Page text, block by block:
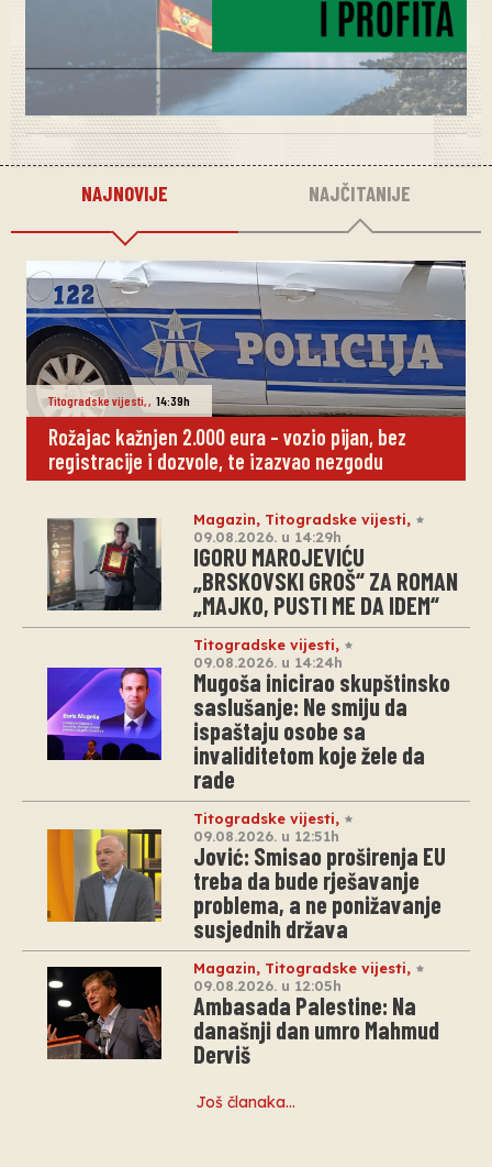
NAJNOVIJE NAJČITANIJE
Titogradske vijesti,, 14:39h
Rožajac kažnjen 2.000 eura – vozio pijan, bez
registracije i dozvole, te izazvao nezgodu
Magazin, Titogradske vijesti,
09.08.2026. u 14:29h
IGORU MAROJEVIĆU
„BRSKOVSKI GROŠ“ ZA ROMAN
„MAJKO, PUSTI ME DA IDEM“
Titogradske vijesti,
09.08.2026. u 14:24h
Mugoša inicirao skupštinsko
saslušanje: Ne smiju da
ispaštaju osobe sa
invaliditetom koje žele da
rade
Titogradske vijesti,
09.08.2026. u 12:51h
Jović: Smisao proširenja EU
treba da bude rješavanje
problema, a ne ponižavanje
susjednih država
Magazin, Titogradske vijesti,
09.08.2026. u 12:05h
Ambasada Palestine: Na
današnji dan umro Mahmud
Derviš
Još članaka…